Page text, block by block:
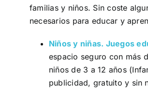
familias y niños. Sin coste
necesarios para educar y
Niños y niñas. Juegos
espacio seguro con más
niños de 3 a 12 años
publicidad, gratuito y sin